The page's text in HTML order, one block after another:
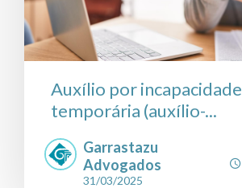
Auxílio por incapacidade
temporária (auxílio-...
Garrastazu
Advogados
31/03/2025